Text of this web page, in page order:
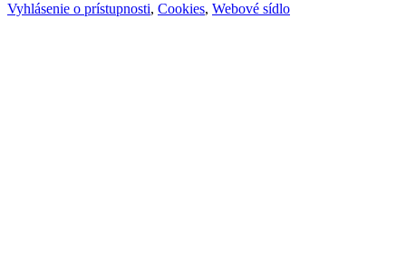
Vyhlásenie o prístupnosti, Cookies, Webové sídlo